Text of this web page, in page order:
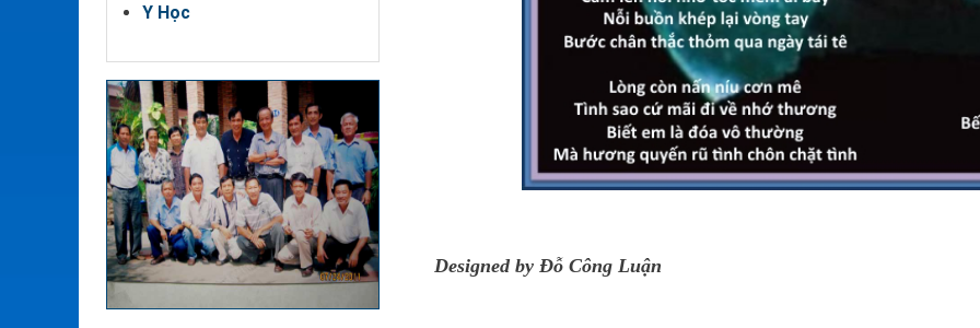
Y Học
Designed by Đỗ Công Luận